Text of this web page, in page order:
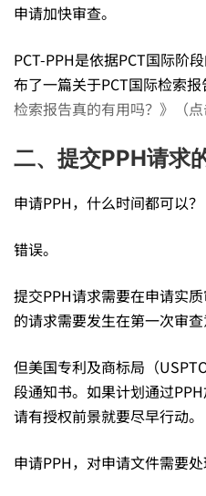
利？
——
走
PPH
通
道
就
行？
申请加快审查。
PCT-PPH是依据PCT国际阶
布了一篇关于PCT国际检索报
检索报告真的有用吗？》（点
二、提交PPH请求
申请PPH，什么时间都可以？
错误。
提交PPH请求需要在申请实
的请求需要发生在第一次审查
但美国专利及商标局（
段通知书。如果计划通过
请有授权前景就要尽早行动。
申请PPH，对申请文件需要处